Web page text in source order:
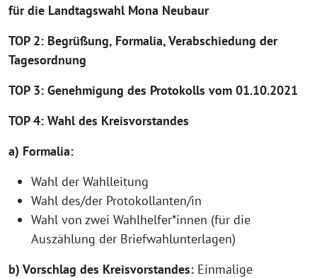
für die Landtagswahl Mona Neubaur
TOP 2: Begrüßung, Formalia, Verabschiedung der
Tagesordnung
TOP 3: Genehmigung des Protokolls vom 01.10.2021
TOP 4: Wahl des Kreisvorstandes
a) Formalia:
Wahl der Wahlleitung
Wahl des/der Protokollanten/in
Wahl von zwei Wahlhelfer*innen (für die
Auszählung der Briefwahlunterlagen)
b) Vorschlag des Kreisvorstandes: Einmalige